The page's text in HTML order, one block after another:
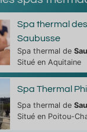
Spa thermal
Saubusse
Spa thermal de
Situé en Aquitaine
Spa Thermal
Spa thermal de
Situé en Poitou-